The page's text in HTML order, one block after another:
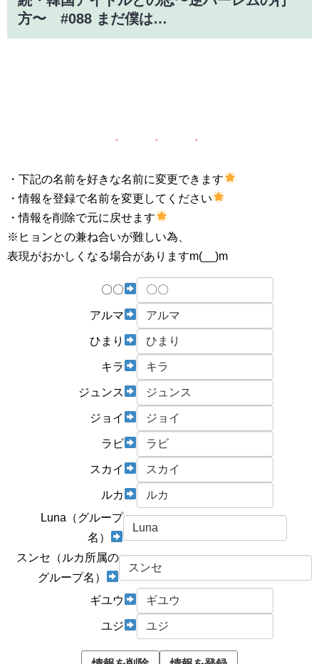
方〜 #088 まだ僕は…
・下記の名前を好きな名前に変更できます
・情報を登録で名前を変更してください
・情報を削除で元に戻せます
※ヒョンとの兼ね合いが難しい為、
表現がおかしくなる場合がありますm(__)m
〇〇
アルマ
ひまり
キラ
ジュンス
ジョイ
ラビ
スカイ
ルカ
Luna（グループ
名）
スンセ（ルカ所属の
グループ名）
ギユウ
ユジ